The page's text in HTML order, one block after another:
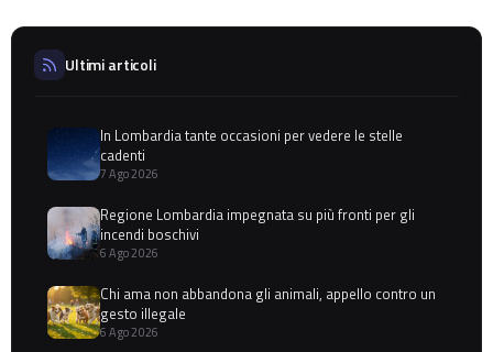
Ultimi articoli
In Lombardia tante occasioni per vedere le stelle
cadenti
7 Ago 2026
Regione Lombardia impegnata su più fronti per gli
incendi boschivi
6 Ago 2026
Chi ama non abbandona gli animali, appello contro un
gesto illegale
6 Ago 2026